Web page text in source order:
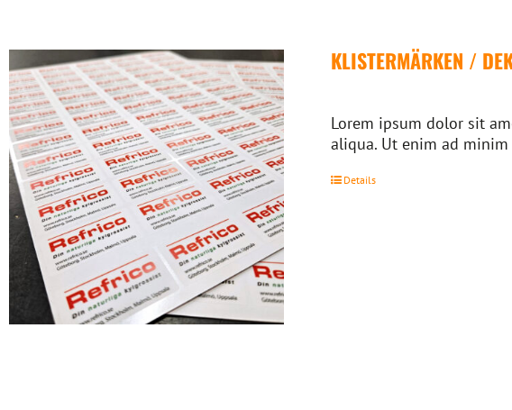
KLISTERMÄRKEN /
Lorem ipsum dolor sit
aliqua. Ut enim ad
Details